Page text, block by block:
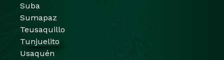
Suba
Sumapaz
Teusaquillo
Tunjuelito
Usaquén